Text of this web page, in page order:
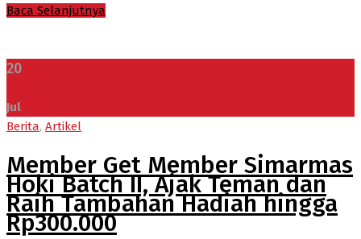
Baca Selanjutnya
20
Jul
Berita, Artikel
Member Get Member Simarmas
Hoki Batch II, Ajak Teman dan
Raih Tambahan Hadiah hingga
Rp300.000